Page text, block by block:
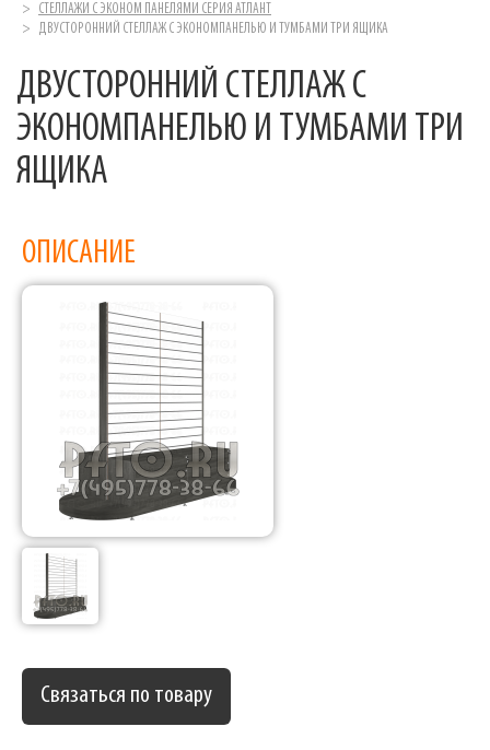
СТЕЛЛАЖИ С ЭКОНОМ ПАНЕЛЯМИ СЕРИЯ АТЛАНТ
ДВУСТОРОННИЙ СТЕЛЛАЖ С ЭКОНОМПАНЕЛЬЮ И ТУМБАМИ ТРИ ЯЩИКА
ДВУСТОРОННИЙ СТЕЛЛАЖ С
ЭКОНОМПАНЕЛЬЮ И ТУМБАМИ ТРИ
ЯЩИКА
ОПИСАНИЕ
Связаться по товару